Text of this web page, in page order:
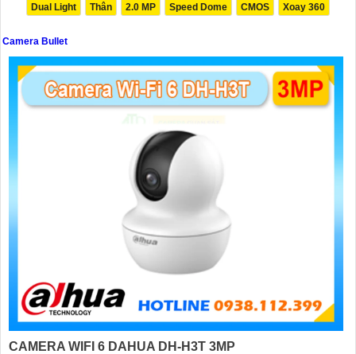
Dual Light
Thân 2.0 MP Speed Dome CMOS Xoay 360
Camera Bullet
CAMERA WIFI 6 DAHUA DH-H3T 3MP